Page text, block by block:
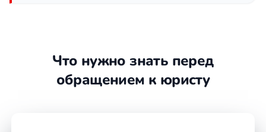
один неучтённый период работы способен
заметно повлиять на итоговую сумму выплат.
Что нужно знать перед
обращением к юристу